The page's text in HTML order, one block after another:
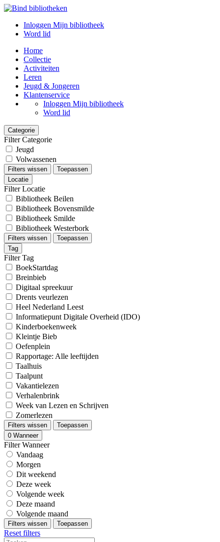
Inloggen Mijn bibliotheek
Word lid
Home
Collectie
Activiteiten
Leren
Jeugd & Jongeren
Klantenservice
Inloggen Mijn bibliotheek
Word lid
Categorie
Filter Categorie
Jeugd
Volwassenen
Filters wissen
Toepassen
Locatie
Filter Locatie
Bibliotheek Beilen
Bibliotheek Bovensmilde
Bibliotheek Smilde
Bibliotheek Westerbork
Filters wissen
Toepassen
Tag
Filter Tag
BoekStartdag
Breinbieb
Digitaal spreekuur
Drents veurlezen
Heel Nederland Leest
Informatiepunt Digitale Overheid (IDO)
Kinderboekenweek
Kleintje Bieb
Oefenplein
Rapportage: Alle leeftijden
Taalhuis
Taalpunt
Vakantielezen
Verhalenbrink
Week van Lezen en Schrijven
Zomerlezen
Filters wissen
Toepassen
0 Wanneer
Filter Wanneer
Vandaag
Morgen
Dit weekend
Deze week
Volgende week
Deze maand
Volgende maand
Filters wissen Toepassen
Reset filters